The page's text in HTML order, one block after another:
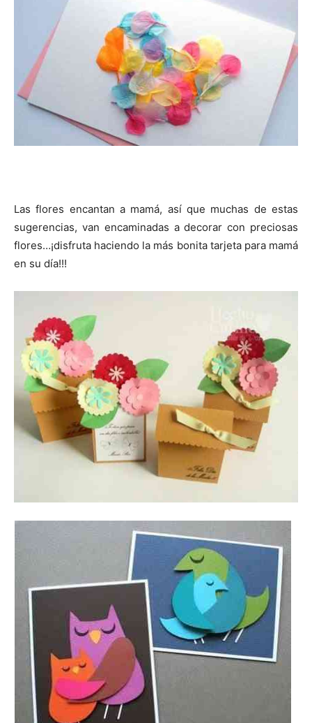
Las flores encantan a mamá, así que muchas de estas
sugerencias, van encaminadas a decorar con preciosas
flores…¡disfruta haciendo la más bonita tarjeta para mamá
en su día!!!